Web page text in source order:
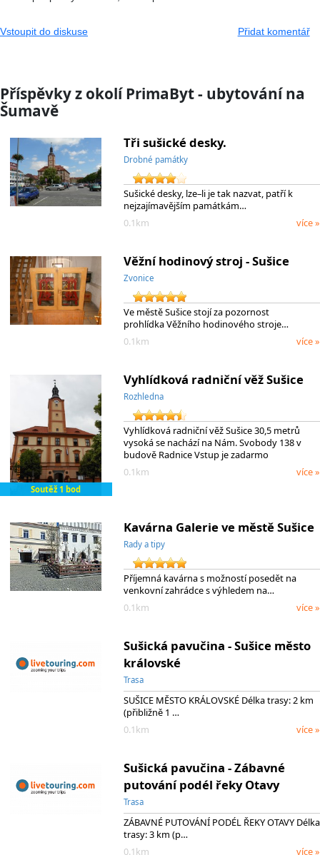
Vstoupit do diskuse Přidat komentář
Příspěvky z okolí PrimaByt - ubytování na
Šumavě
Tři sušické desky.
Drobné památky
Sušické desky, lze–li je tak nazvat, patří k
nejzajímavějším památkám…
0.1km
více »
Věžní hodinový stroj - Sušice
Zvonice
Ve městě Sušice stojí za pozornost
prohlídka Věžního hodinového stroje…
0.1km
více »
Soutěž 1 bod
Vyhlídková radniční věž Sušice
Rozhledna
Vyhlídková radniční věž Sušice 30,5 metrů
vysoká se nachází na Nám. Svobody 138 v
budově Radnice Vstup je zadarmo
0.1km
více »
Kavárna Galerie ve městě Sušice
Rady a tipy
Příjemná kavárna s možností posedět na
venkovní zahrádce s výhledem na…
0.1km
více »
Sušická pavučina - Sušice město
královské
Trasa
SUŠICE MĚSTO KRÁLOVSKÉ Délka trasy: 2 km
(přibližně 1 …
0.1km
více »
Sušická pavučina - Zábavné
putování podél řeky Otavy
Trasa
ZÁBAVNÉ PUTOVÁNÍ PODÉL ŘEKY OTAVY Délka
trasy: 3 km (p…
0.1km
více »